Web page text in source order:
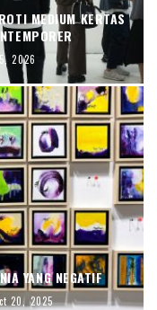
MEDIUM KERTAS
2026
YANG NEGATIF
20, 2025